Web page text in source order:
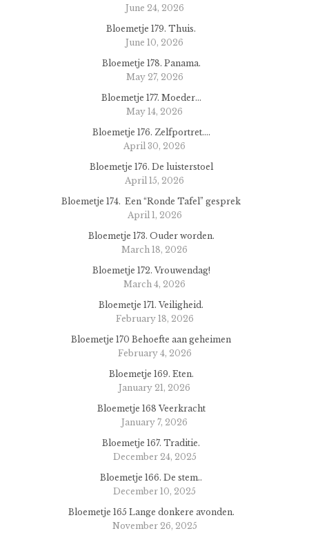
June 24, 2026
Bloemetje 179. Thuis.
June 10, 2026
Bloemetje 178. Panama.
May 27, 2026
Bloemetje 177. Moeder…
May 14, 2026
Bloemetje 176. Zelfportret….
April 30, 2026
Bloemetje 176. De luisterstoel
April 15, 2026
Bloemetje 174. Een “Ronde Tafel” gesprek
April 1, 2026
Bloemetje 173. Ouder worden.
March 18, 2026
Bloemetje 172. Vrouwendag!
March 4, 2026
Bloemetje 171. Veiligheid.
February 18, 2026
Bloemetje 170 Behoefte aan geheimen
February 4, 2026
Bloemetje 169. Eten.
January 21, 2026
Bloemetje 168 Veerkracht
January 7, 2026
Bloemetje 167. Traditie.
December 24, 2025
Bloemetje 166. De stem..
December 10, 2025
Bloemetje 165 Lange donkere avonden.
November 26, 2025